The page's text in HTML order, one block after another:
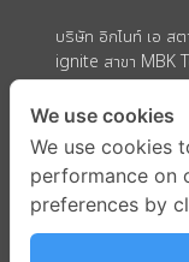
บริษัท อิกไนท์ เอ ส
ignite สาขา MBK
ถนนพญาไท แขวงวั
We use cookies
We use cookies
performance on
preferences by